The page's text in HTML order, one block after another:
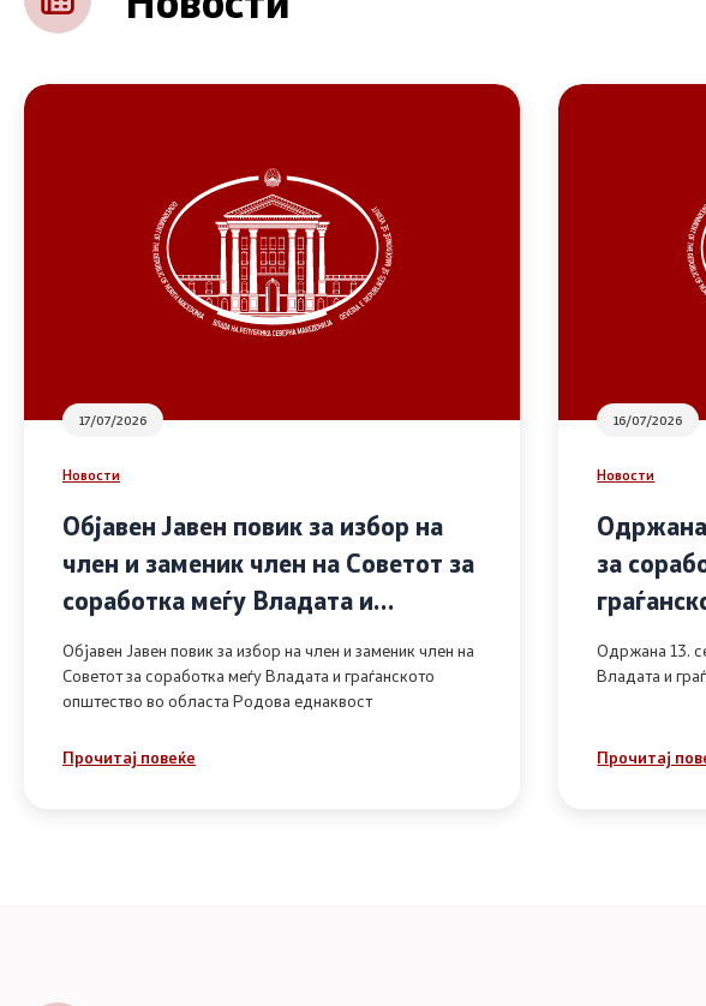
17/07/2026
Новости
Објавен Јавен повик за избор на
член и заменик член на Советот за
соработка меѓу Владата и
граѓанското општество во областа
Родова еднаквост
Објавен Јавен повик за избор на член и заменик член на
Советот за соработка меѓу Владата и граѓанското
општество во областа Родова еднаквост
Прочитај повеќе
16/07/2026
Новости
Одржана
за
Одржана 13.
Владата и
Прочитај